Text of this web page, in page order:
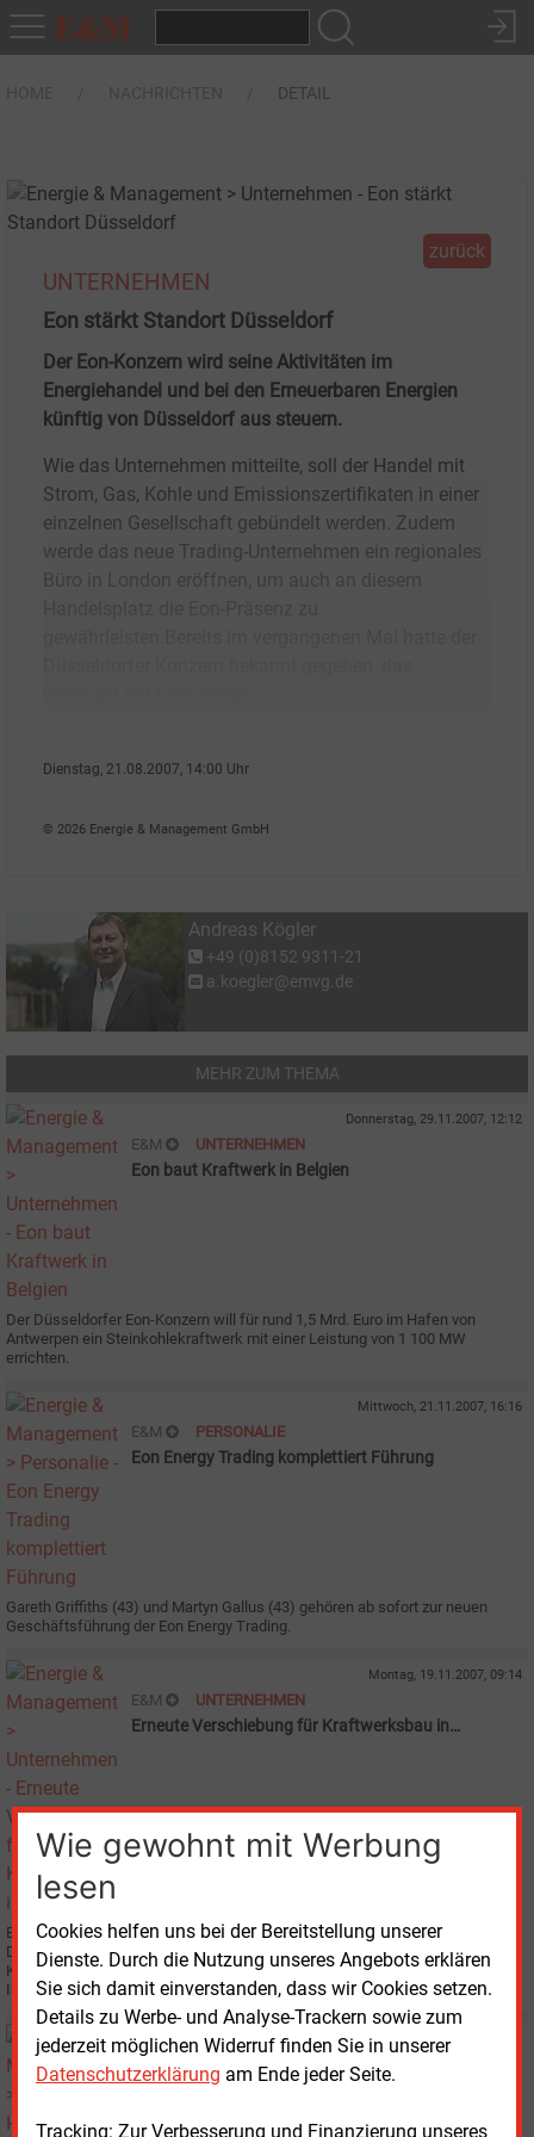
DETAIL
Wie gewohnt mit Werbung
lesen
Cookies helfen uns bei der Bereitstellung unserer
Dienste. Durch die Nutzung unseres Angebots erklären
Sie sich damit einverstanden, dass wir Cookies setzen.
Details zu Werbe- und Analyse-Trackern sowie zum
jederzeit möglichen Widerruf finden Sie in unserer
Datenschutzerklärung am Ende jeder Seite.
Tracking: Zur Verbesserung und Finanzierung unseres
zurück
UNTERNEHMEN
Eon stärkt Standort Düsseldorf
Der Eon-Konzern wird seine Aktivitäten im
Energiehandel und bei den Erneuerbaren Energien
künftig von Düsseldorf aus steuern.
Wie das Unternehmen mitteilte, soll der Handel mit
Strom, Gas, Kohle und Emissionszertifikaten in einer
einzelnen Gesellschaft gebündelt werden. Zudem
werde das neue Trading-Unternehmen ein regionales
Büro in London eröffnen, um auch an diesem
Dienstag, 21.08.2007, 14:00 Uhr
© 2026 Energie & Management GmbH
Andreas Kögler
+49 (0)8152 9311-21
a.koegler@emvg.de
MEHR ZUM THEMA
Donnerstag, 29.11.2007, 12:12
E&M UNTERNEHMEN
Eon baut Kraftwerk in Belgien
Der Düsseldorfer Eon-Konzern will für rund 1,5 Mrd. Euro im Hafen von
Antwerpen ein Steinkohlekraftwerk mit einer Leistung von 1 100 MW
errichten.
Mittwoch, 21.11.2007, 16:16
E&M PERSONALIE
Eon Energy Trading komplettiert Führung
Gareth Griffiths (43) und Martyn Gallus (43) gehören ab sofort zur neuen
Geschäftsführung der Eon Energy Trading.
Montag, 19.11.2007, 09:14
E&M UNTERNEHMEN
Erneute Verschiebung für Kraftwerksbau in
Erst am 5. März kommenden Jahres wird der Aufsichtsrat der Stadtwerke
Düsseldorf AG endgültig über den Bau des geplanten 370-MW-
Kohlekraftwerkes entscheiden. Damit haben die Rheinländer die
Investitionsentscheidung ein zweites Mal verschoben.
Donnerstag, 16.08.2007, 09:33
E&M HALBJAHRESBILANZ
Eon steigert Gewinn